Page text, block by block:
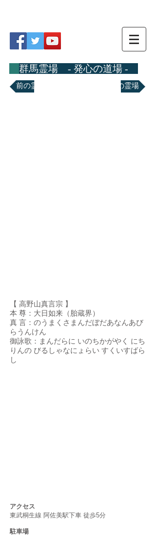
群馬霊場 - 発心の道場 -
前の霊場 次の霊場
【 高野山真言宗 】
本 尊：大日如来（胎蔵界）
真 言：のうまくさまんだぼだあなんあび
らうんけん
御詠歌：まんだらに いのちかがやく にち
りんの びるしゃなにょらい すくいすばら
し
アクセス
東武桐生線 阿佐美駅下車 徒歩5分
駐車場